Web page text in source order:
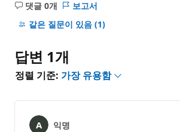
댓글 0개
설
명
음
보고서
같은 질문이 있음 (1)
답변 1개
정렬 기준: 가장 유용함
익명